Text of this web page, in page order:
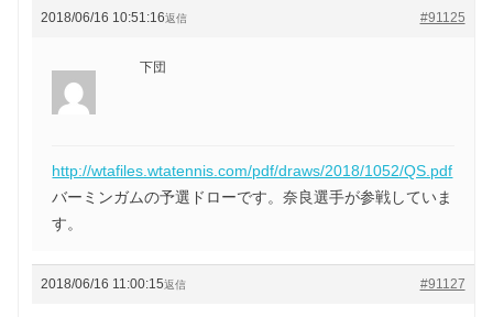
2018/06/16 10:51:16 #91125
返信
下団
http://wtafiles.wtatennis.com/pdf/draws/2018/1052/QS.pdf
バーミンガムの予選ドローです。奈良選手が参戦していま
す。
2018/06/16 11:00:15 #91127
返信